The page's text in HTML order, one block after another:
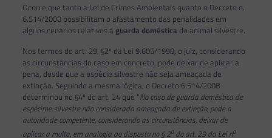
Ocorre que tanto a Lei de Crimes Ambientais quanto o Decreto n.
6.514/2008 possibilitam o afastamento das penalidades em
alguns cenários relativos à guarda doméstica do animal silvestre.
Nos termos do art. 29, §2º da Lei 9.605/1998, o juiz, considerando
as circunstâncias do caso em concreto, pode deixar de aplicar a
pena, desde que a espécie silvestre não seja ameaçada de
extinção. Seguindo a mesma lógica, o Decreto 6.514/2008
determinou no §4º do art. 24 que “No caso de guarda doméstica de
espécime silvestre não considerada ameaçada de extinção, pode a
autoridade competente, considerando as circunstâncias, deixar de
aplicar a multa, em analogia ao disposto no § 2odo art. 29 da Lei no